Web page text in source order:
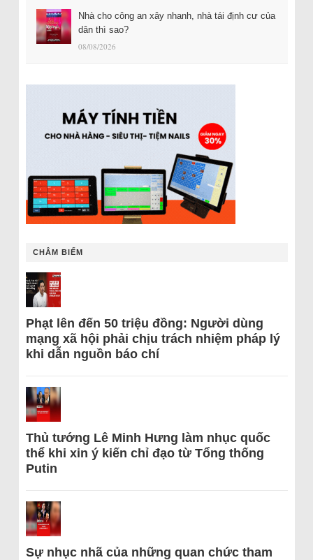
Nhà cho công an xây nhanh, nhà tái định cư của
dân thì sao?
08/08/2026
CHÂM BIẾM
Phạt lên đến 50 triệu đồng: Người dùng
mạng xã hội phải chịu trách nhiệm pháp lý
khi dẫn nguồn báo chí
Thủ tướng Lê Minh Hưng làm nhục quốc
thể khi xin ý kiến chỉ đạo từ Tổng thống
Putin
Sự nhục nhã của những quan chức tham